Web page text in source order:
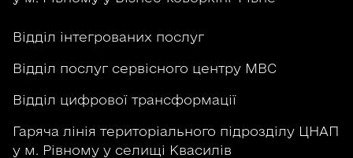
Відділ інтегрованих послуг
Відділ послуг сервісного центру МВС
Відділ цифрової трансформації
Гаряча лінія територіального підрозділу ЦНАП
у м. Рівному у селищі Квасилів